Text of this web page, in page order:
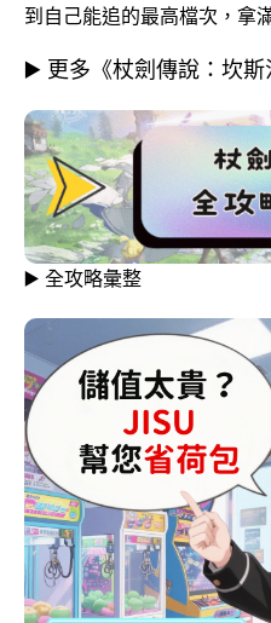
到自己能追的最高檔次，拿
▶️ 更多《杖劍傳說：坎斯
▶️ 全攻略彙整